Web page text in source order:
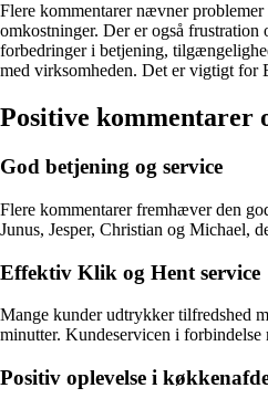
Flere kommentarer nævner
omkostninger. Der er også
forbedringer i betjening,
med virksomheden. Det er vigtigt for
Positive kommentarer
God betjening og service
Flere kommentarer fremhæver den
Junus, Jesper, Christian og Michael,
Effektiv Klik og Hent service
Mange kunder udtrykker tilfredshed
minutter. Kundeservicen i
Positiv oplevelse i